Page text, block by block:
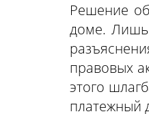
Решение
доме. Лишь
правовых
этого
платежный